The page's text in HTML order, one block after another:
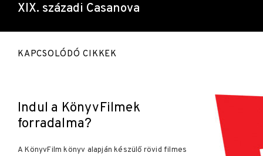
XIX. századi Casanova
KAPCSOLÓDÓ CIKKEK
Indul a KönyvFilmek
forradalma?
A KönyvFilm könyv alapján készülő rövid filmes